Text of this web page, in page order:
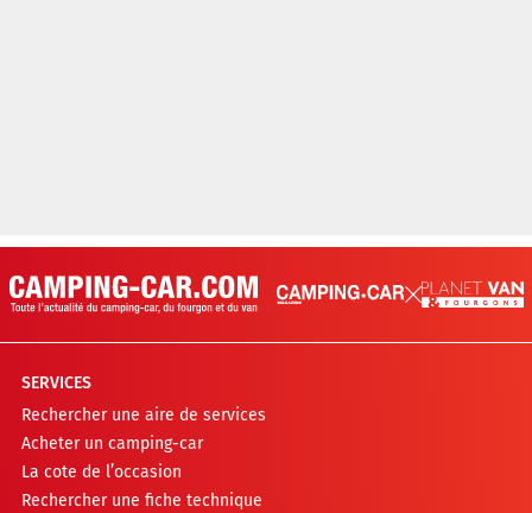
SERVICES
Rechercher une aire de services
Acheter un camping-car
La cote de l’occasion
Rechercher une fiche technique